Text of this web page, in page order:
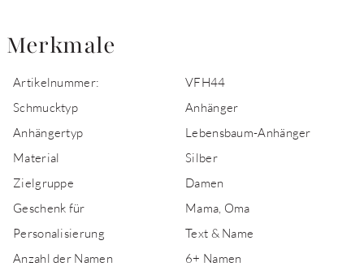
Merkmale
Artikelnummer:
VFH44
Schmucktyp
Anhänger
Anhängertyp
Lebensbaum-Anhänger
Material
Silber
Zielgruppe
Damen
Geschenk für
Mama, Oma
Personalisierung
Text & Name
Anzahl der Namen
6+ Namen